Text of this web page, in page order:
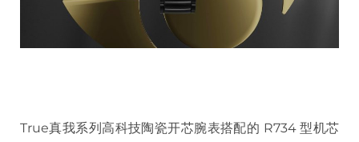
True真我系列高科技陶瓷开芯腕表搭配的 R734 型机芯